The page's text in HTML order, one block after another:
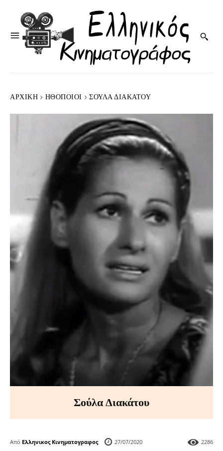
ΑΡΧΙΚΉ HΘΟΠΟΙΟΊ ΣΟΎΛΑ ΔΙΑΚΆΤΟΥ
Σούλα Διακάτου
Από Ελληνικος Κινηματογραφος 27/07/2020 2286